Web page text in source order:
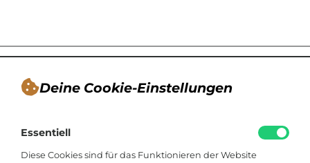
Deine Cookie-Einstellungen
Essentiell
Diese Cookies sind für das Funktionieren der Website
Blogger, Berater für nachhaltiges
Kommunikationsdesign, Catering